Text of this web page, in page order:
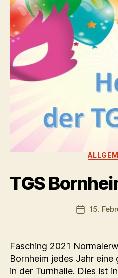
Kategorien
TGS
15.
Fasching 2021
Bornheim jedes Jahr
in der Turnhalle. Dies ist